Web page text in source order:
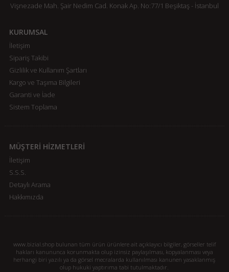
Vişnezade Mah. Şair Nedim Cad. Konak Ap. No:77/1 Beşiktaş - İstanbul
KURUMSAL
İletişim
Sipariş Takibi
Gizlilik ve Kullanım Şartları
Kargo ve Taşıma Bilgileri
Garanti ve İade
Sistem Toplama
MÜŞTERİ HİZMETLERİ
İletişim
S.S.S.
Detaylı Arama
Hakkımızda
www.bizial.shop bulunan tüm ürün ürünlere ait açıklayıcı bilgiler, görseller telif
hakları kanununca korunmakta olup izinsiz paylaşılması, kopyalanması veya
herhangi biri yazılı ya da görsel mecralarda kullanılması kanunen yasaklanmış
olup hukuki yaptırıma tabi tutulmaktadır.